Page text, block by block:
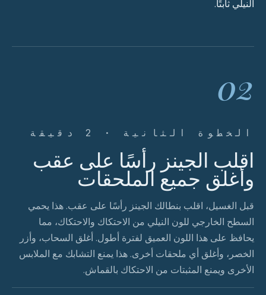
النيلي ثابتًا.
02
الخطوة الثانية · 2 دقيقة
اقلب الجينز رأسًا على عقب
وأغلق جميع الملحقات
قبل الغسيل، اقلب بنطالك الجينز رأسًا على عقب. هذا يحمي
السطح الخارجي للون النيلي من الاحتكاك والاحتكاك، مما
يحافظ على هذا اللون العميق لفترة أطول. أغلق السحاب، وأزر
الخصر، وأغلق أي ملحقات أخرى. هذا يمنع التشابك مع الملابس
الأخرى ويمنع المثبتات من الاحتكاك بالقماش.